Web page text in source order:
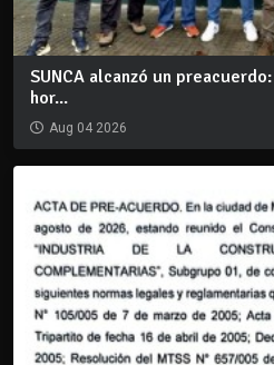
SUNCA alcanzó un
hor...
Aug 04 2026